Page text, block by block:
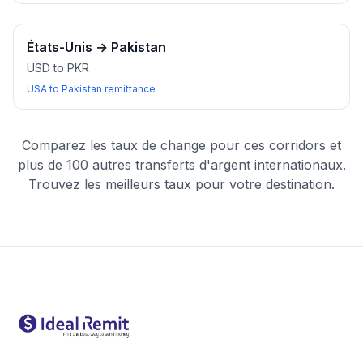
États-Unis → Pakistan
USD to PKR
USA to Pakistan remittance
Comparez les taux de change pour ces corridors et
plus de 100 autres transferts d'argent internationaux.
Trouvez les meilleurs taux pour votre destination.